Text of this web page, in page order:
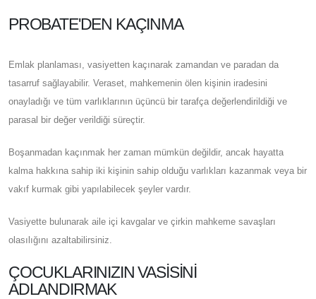
PROBATE'DEN KAÇINMA
Emlak planlaması, vasiyetten kaçınarak zamandan ve paradan da
tasarruf sağlayabilir. Veraset, mahkemenin ölen kişinin iradesini
onayladığı ve tüm varlıklarının üçüncü bir tarafça değerlendirildiği ve
parasal bir değer verildiği süreçtir.
Boşanmadan kaçınmak her zaman mümkün değildir, ancak hayatta
kalma hakkına sahip iki kişinin sahip olduğu varlıkları kazanmak veya bir
vakıf kurmak gibi yapılabilecek şeyler vardır.
Vasiyette bulunarak aile içi kavgalar ve çirkin mahkeme savaşları
olasılığını azaltabilirsiniz.
ÇOCUKLARINIZIN VASISINI
ADLANDIRMAK